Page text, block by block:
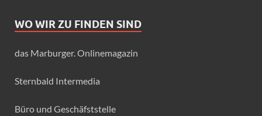
WO WIR ZU FINDEN SIND
das Marburger. Onlinemagazin
Sternbald Intermedia
Büro und Geschäfststelle